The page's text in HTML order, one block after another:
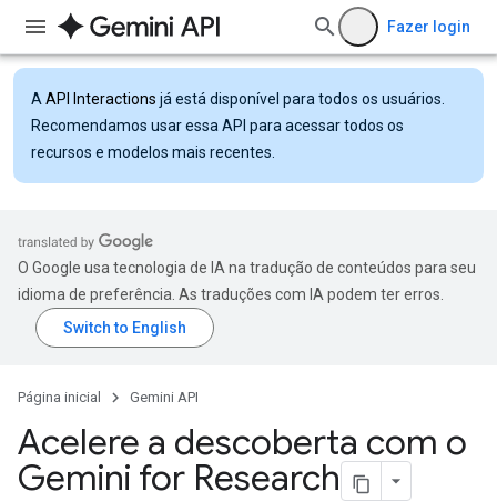
Fazer login
A API Interactions já está disponível para todos os usuários.
Recomendamos usar essa API para acessar todos os
recursos e modelos mais recentes.
O Google usa tecnologia de IA na tradução de conteúdos para seu
idioma de preferência. As traduções com IA podem ter erros.
Página inicial Gemini API
Acelere a descoberta com o
Gemini for Research